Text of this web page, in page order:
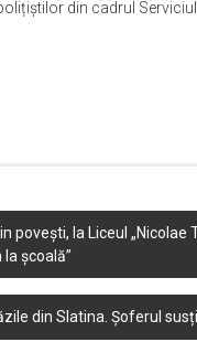
din cadrul
la Liceul „Nicolae
școală”
din Slatina. Șoferul